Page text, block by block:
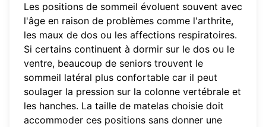
Les positions de sommeil évoluent souvent avec
l'âge en raison de problèmes comme l'arthrite,
les maux de dos ou les affections respiratoires.
Si certains continuent à dormir sur le dos ou le
ventre, beaucoup de seniors trouvent le
sommeil latéral plus confortable car il peut
soulager la pression sur la colonne vertébrale et
les hanches. La taille de matelas choisie doit
accommoder ces positions sans donner une